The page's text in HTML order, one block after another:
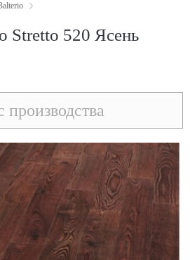
Stretto 520 Ясень
производства